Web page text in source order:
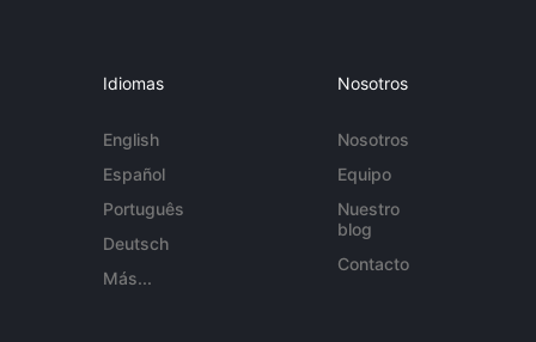
Idiomas
English
Español
Português
Deutsch
Más...
Nosotros
Nosotros
Equipo
Nuestro
blog
Contacto